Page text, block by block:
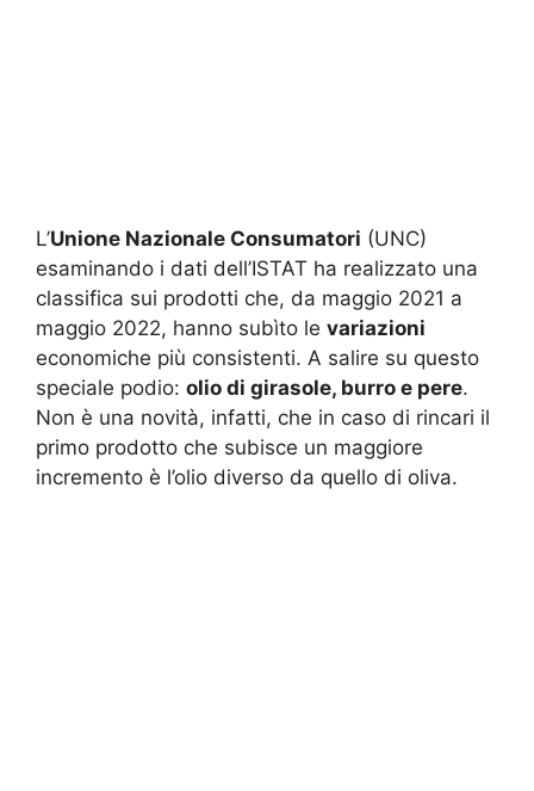
L’Unione Nazionale Consumatori (UNC)
esaminando i dati dell’ISTAT ha realizzato una
classifica sui prodotti che, da maggio 2021 a
maggio 2022, hanno subìto le variazioni
economiche più consistenti. A salire su questo
speciale podio: olio di girasole, burro e pere.
Non è una novità, infatti, che in caso di rincari il
primo prodotto che subisce un maggiore
incremento è l’olio diverso da quello di oliva.